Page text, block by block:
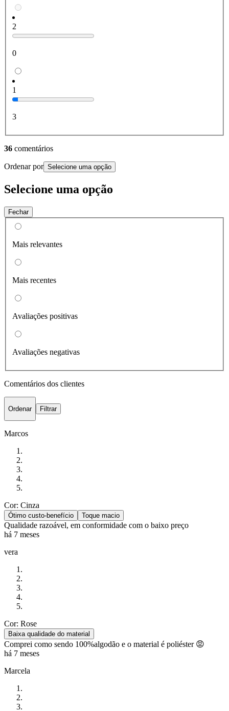
2
0
1
3
36 comentários
Ordenar por Selecione uma opção
Selecione uma opção
Fechar
Mais relevantes
Mais recentes
Avaliações positivas
Avaliações negativas
Comentários dos clientes
Ordenar Filtrar
Marcos
Cor: Cinza
Ótimo custo-benefício Toque macio
Qualidade razoável, em conformidade com o baixo preço
há 7 meses
vera
Cor: Rose
Baixa qualidade do material
Comprei como sendo 100%algodão e o material é poliéster 😡
há 7 meses
Marcela